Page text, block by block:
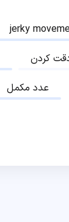
jerky
کردن
عدد مکمل